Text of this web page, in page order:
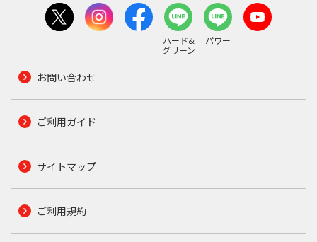
ハード&
グリーン
パワー
お問い合わせ
ご利用ガイド
サイトマップ
ご利用規約